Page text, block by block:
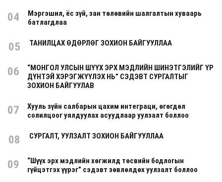
04
Мэргэшил, ёс зүй, зан төлөвийн шалгалтын хуваарь
батлагдлаа
05 ТАНИЛЦАХ ӨДӨРЛӨГ ЗОХИОН БАЙГУУЛЛАА
06
“МОНГОЛ УЛСЫН ШҮҮХ ЭРХ МЭДЛИЙН ШИНЭТГЭЛИЙГ ҮР
ДҮНТЭЙ ХЭРЭГЖҮҮЛЭХ НЬ” СЭДЭВТ СУРГАЛТЫГ
ЗОХИОН БАЙГУУЛАВ
07
Хууль зүйн салбарын цахим интеграци, өгөгдөл
солилцоог уялдуулах асуудлаар уулзалт боллоо
08 СУРГАЛТ, УУЛЗАЛТ ЗОХИОН БАЙГУУЛЛАА
09
“Шүүх эрх мэдлийн хөгжилд төсвийн бодлогын
гүйцэтгэх үүрэг” сэдэвт зөвлөлдөх уулзалт боллоо